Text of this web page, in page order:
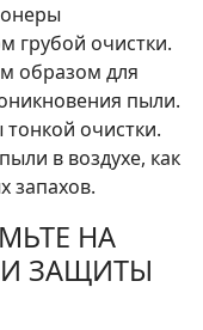
грубой очистки.
образом для
пыли.
очистки.
в воздухе, как
запахов.
НА
ЗАЩИТЫ